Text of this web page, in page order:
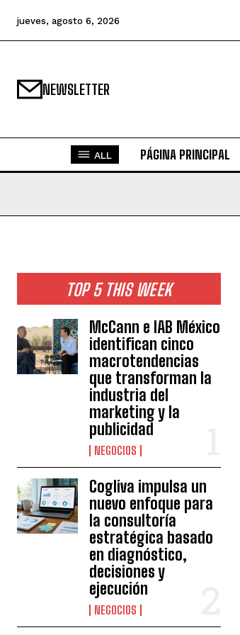
jueves, agosto 6, 2026
NEWSLETTER
ALL PÁGINA PRINCIPAL
TOP 5 THIS WEEK
McCann e IAB México
identifican cinco
macrotendencias
que transforman la
industria del
marketing y la
publicidad
NEGOCIOS
Cogliva impulsa un
nuevo enfoque para
la consultoría
estratégica basado
en diagnóstico,
decisiones y
ejecución
NEGOCIOS